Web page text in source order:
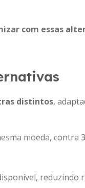
com essas
distintos,
moeda, contra
reduzindo